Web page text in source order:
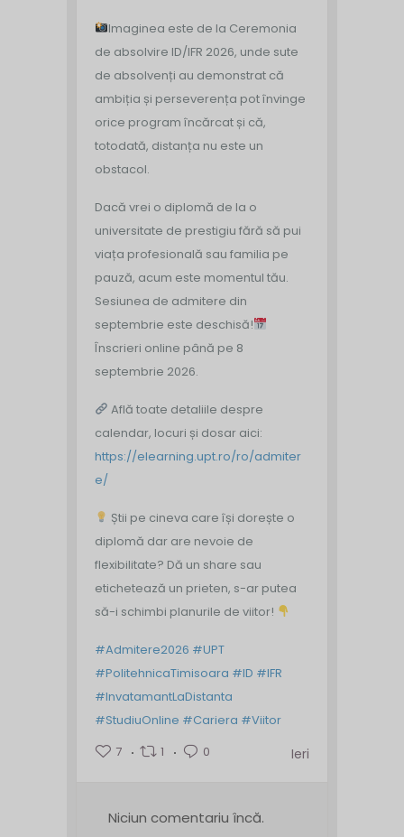
Imaginea este de la Ceremonia
de absolvire ID/IFR 2026, unde sute
de absolvenți au demonstrat că
ambiția și perseverența pot învinge
orice program încărcat și că,
totodată, distanța nu este un
obstacol.
Dacă vrei o diplomă de la o
universitate de prestigiu fără să pui
viața profesională sau familia pe
pauză, acum este momentul tău.
Sesiunea de admitere din
septembrie este deschisă!
Înscrieri online până pe 8
septembrie 2026.
Află toate detaliile despre
calendar, locuri și dosar aici:
https://elearning.upt.ro/ro/admiter
e/
Știi pe cineva care își dorește o
diplomă dar are nevoie de
flexibilitate? Dă un share sau
etichetează un prieten, s-ar putea
să-i schimbi planurile de viitor!
#Admitere2026 #UPT
#PolitehnicaTimisoara #ID #IFR
#InvatamantLaDistanta
#StudiuOnline #Cariera #Viitor
7
1 0 Ieri
Niciun comentariu încă.